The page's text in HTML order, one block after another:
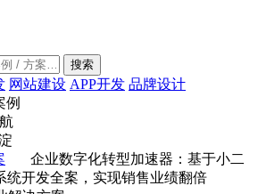
搜索
网站建设 APP开发 品牌设计
例
企业数字化转型加速器：基于小二
统开发全案，实现销售业绩翻倍